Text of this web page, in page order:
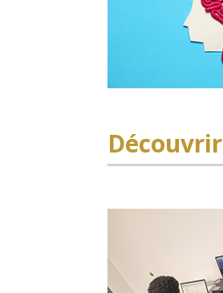
Découvrir